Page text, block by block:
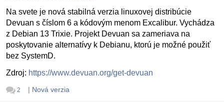
Na svete je nová stabilná verzia linuxovej distribúcie
Devuan s číslom 6 a kódovým menom Excalibur. Vychádza
z Debian 13 Trixie. Projekt Devuan sa zameriava na
poskytovanie alternatívy k Debianu, ktorú je možné použiť
bez SystemD.
Zdroj: https://www.devuan.org/get-devuan
2 | Nová verzia